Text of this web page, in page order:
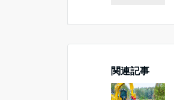
関連記事